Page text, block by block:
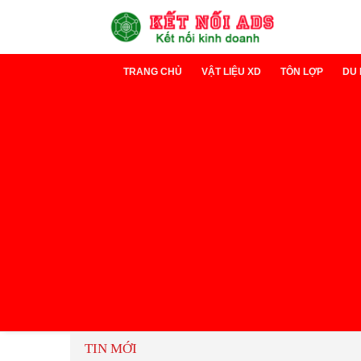
TRANG CHỦ VẬT LIỆU XD TÔN LỢP DU
TIN MỚI